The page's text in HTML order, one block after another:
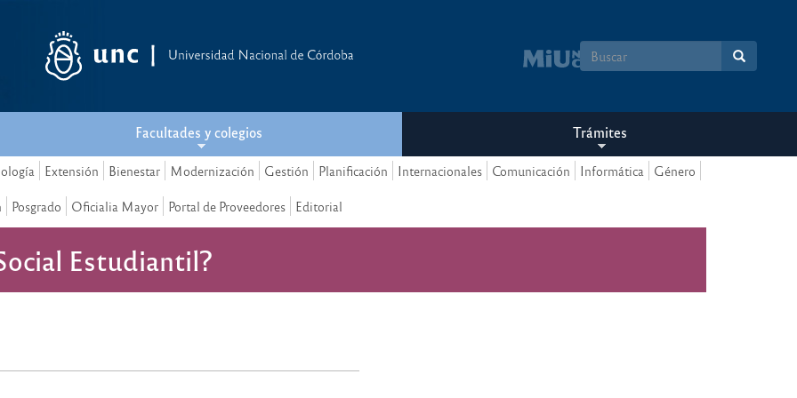
Formulario
búsqueda
Facultades y colegios Trámites
Extensión Bienestar Modernización Gestión Planificación Internacionales Comunicación Informática Género
Posgrado Oficialia Mayor Portal de Proveedores Editorial
Estudiantil?